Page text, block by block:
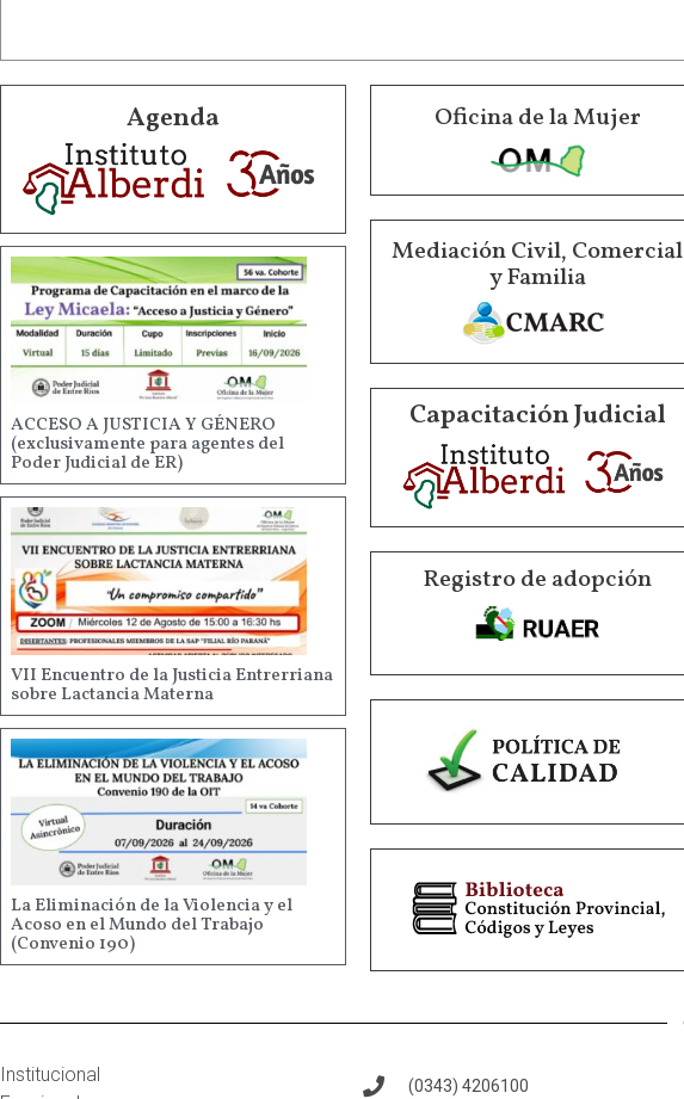
Agenda
ACCESO A JUSTICIA Y GÉNERO
(exclusivamente para agentes del
Poder Judicial de ER)
VII Encuentro de la Justicia Entrerriana
sobre Lactancia Materna
La Eliminación de la Violencia y el
Acoso en el Mundo del Trabajo
(Convenio 190)
Oficina de la Mujer
Mediación Civil, Comercial
y Familia
Capacitación Judicial
Registro de adopción
Institucional
(0343) 4206100